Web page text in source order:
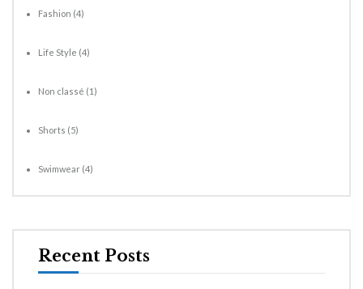
Fashion (4)
Life Style (4)
Non classé (1)
Shorts (5)
Swimwear (4)
Recent Posts